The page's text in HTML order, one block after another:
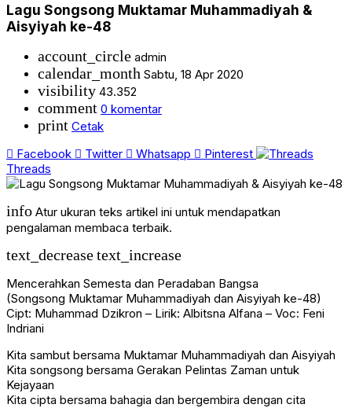
Lagu Songsong Muktamar Muhammadiyah &
Aisyiyah ke-48
account_circle admin
calendar_month Sabtu, 18 Apr 2020
visibility 43.352
comment 0 komentar
print Cetak
Facebook
Twitter Whatsapp
Pinterest
Threads
info Atur ukuran teks artikel ini untuk mendapatkan
pengalaman membaca terbaik.
text_decreasetext_increase
Mencerahkan Semesta dan Peradaban Bangsa
(Songsong Muktamar Muhammadiyah dan Aisyiyah ke-48)
Cipt: Muhammad Dzikron – Lirik: Albitsna Alfana – Voc: Feni
Indriani
Kita sambut bersama Muktamar Muhammadiyah dan Aisyiyah
Kita songsong bersama Gerakan Pelintas Zaman untuk
Kejayaan
Kita cipta bersama bahagia dan bergembira dengan cita